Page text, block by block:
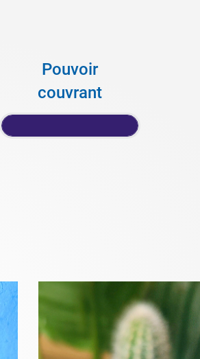
Pouvoir
couvrant